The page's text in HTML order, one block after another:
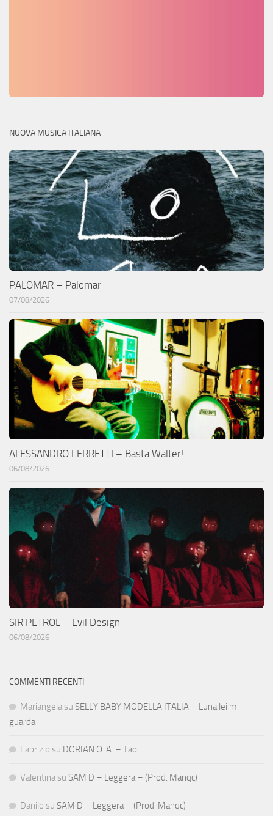
NUOVA MUSICA ITALIANA
PALOMAR – Palomar
07/08/2026
ALESSANDRO FERRETTI – Basta Walter!
06/08/2026
SIR PETROL – Evil Design
06/08/2026
COMMENTI RECENTI
Mariangela su SELLY BABY MODELLA ITALIA – Luna lei mi
guarda
Fabrizio su DORIAN O. A. – Tao
Valentina su SAM D – Leggera – (Prod. Manqc)
Danilo su SAM D – Leggera – (Prod. Manqc)